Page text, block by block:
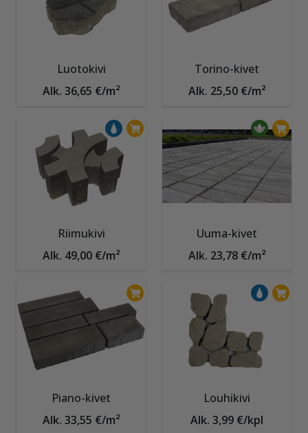
Luotokivi
Alk. 36,65 €/m²
Torino-kivet
Alk. 25,50 €/m²
Riimukivi
Alk. 49,00 €/m²
Uuma-kivet
Alk. 23,78 €/m²
Piano-kivet
Alk. 33,55 €/m²
Louhikivi
Alk. 3,99 €/kpl